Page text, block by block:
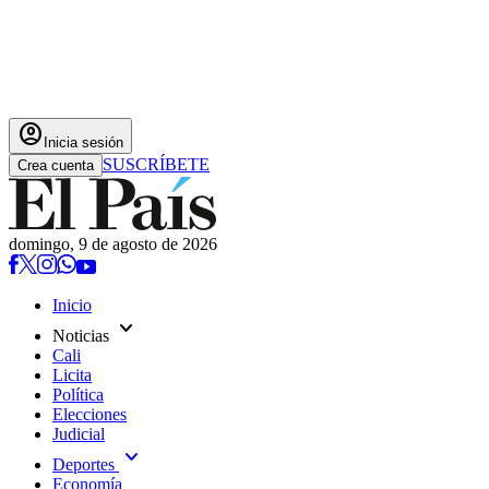
account_circle Inicia sesión
Crea cuenta SUSCRÍBETE
domingo, 9 de agosto de 2026
Inicio
Noticias expand_more
Cali
Licita
Política
Elecciones
Judicial
Deportes expand_more
Economía